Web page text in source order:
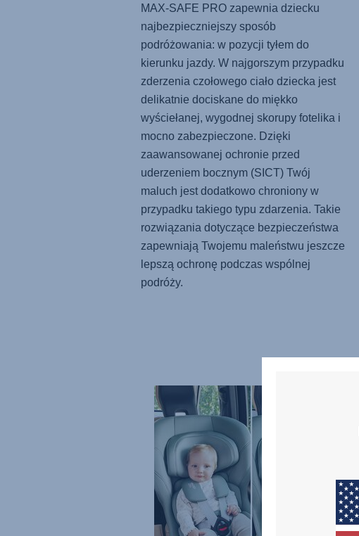
MAX-SAFE PROzapewnia dziecku
najbezpieczniejszy sposób
podróżowania: w pozycji tyłem do
kierunku jazdy. W najgorszym przypadku
zderzenia czołowego ciało dziecka jest
delikatnie dociskane do miękko
wyściełanej, wygodnej skorupy fotelika i
mocno zabezpieczone. Dzięki
zaawansowanej ochronie przed
uderzeniem bocznym (SICT) Twój
maluch jest dodatkowo chroniony w
przypadku takiego typu zdarzenia. Takie
rozwiązania dotyczące bezpieczeństwa
zapewniają Twojemu maleństwu jeszcze
lepszą ochronę podczas wspólnej
podróży.